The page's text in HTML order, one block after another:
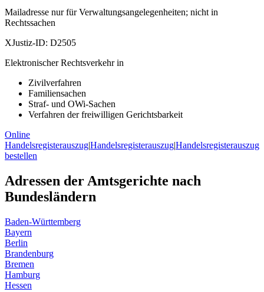
Mailadresse nur für Verwaltungsangelegenheiten; nicht in
Rechtssachen
XJustiz-ID: D2505
Elektronischer Rechtsverkehr in
Zivilverfahren
Familiensachen
Straf- und OWi-Sachen
Verfahren der freiwilligen Gerichtsbarkeit
Online
Handelsregisterauszug|Handelsregisterauszug|Handelsregisterauszug
bestellen
Adressen der Amtsgerichte nach
Bundesländern
Baden-Württemberg
Bayern
Berlin
Brandenburg
Bremen
Hamburg
Hessen